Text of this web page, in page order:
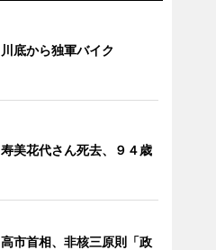
川底から独軍バイク
寿美花代さん死去、９４歳
高市首相、非核三原則「政